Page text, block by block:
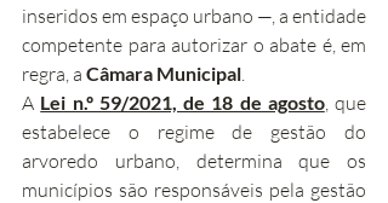
inseridos em espaço urbano —, a entidade
competente para autorizar o abate é, em
regra, a Câmara Municipal
A Lei n.º 59/2021, de 18 de agosto, que
estabelece o regime de gestão do
arvoredo urbano, determina que os
municípios são responsáveis pela gestão